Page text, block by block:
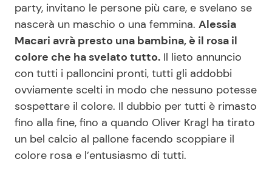
News benessere
Salute
Viaggi e Turismo
Festività
Primi Piatti
Ricette Facili e Veloci
Ricette Feste
Ricette per Bambini
party, invitano le persone più care, e svelano se
nascerà un maschio o una femmina. Alessia
Macari avrà presto una bambina, è il rosa il
colore che ha svelato tutto. Il lieto annuncio
con tutti i palloncini pronti, tutti gli addobbi
ovviamente scelti in modo che nessuno potesse
sospettare il colore. Il dubbio per tutti è rimasto
fino alla fine, fino a quando Oliver Kragl ha tirato
un bel calcio al pallone facendo scoppiare il
colore rosa e l’entusiasmo di tutti.